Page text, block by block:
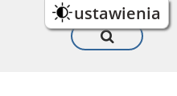
ustawienia